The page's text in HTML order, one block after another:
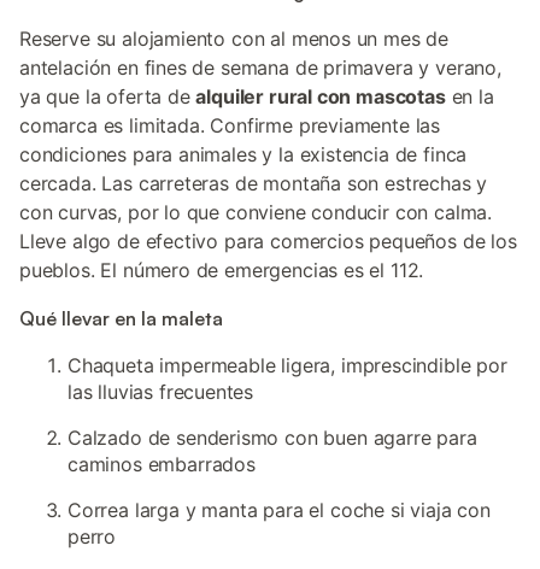
Reserve su alojamiento con al menos un mes de
antelación en fines de semana de primavera y verano,
ya que la oferta dealquiler rural con mascotasen la
comarca es limitada. Confirme previamente las
condiciones para animales y la existencia de finca
cercada. Las carreteras de montaña son estrechas y
con curvas, por lo que conviene conducir con calma.
Lleve algo de efectivo para comercios pequeños de los
pueblos. El número de emergencias es el 112.
Qué llevar en la maleta
Chaqueta impermeable ligera, imprescindible por
las lluvias frecuentes
Calzado de senderismo con buen agarre para
caminos embarrados
Correa larga y manta para el coche si viaja con
perro